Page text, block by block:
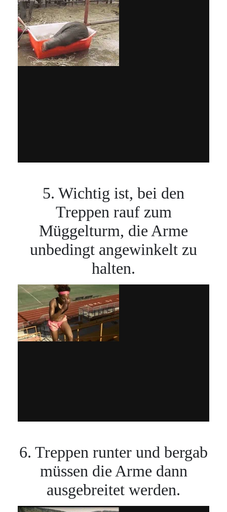
5. Wichtig ist, bei den
Treppen rauf zum
Müggelturm, die Arme
unbedingt angewinkelt zu
halten.
6. Treppen runter und bergab
müssen die Arme dann
ausgebreitet werden.